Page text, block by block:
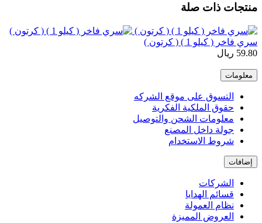
منتجات ذات صلة
سري فاخر ( كيلو 1 ) ( كرتون )
59.80 ريال
معلومات
التسوق على موقع الشركه
حقوق الملكية الفكرية
معلومات الشحن والتوصيل
جولة داخل المصنع
شروط الاستخدام
إضافات
الشركات
قسائم الهدايا
نظام العمولة
العروض المميزة